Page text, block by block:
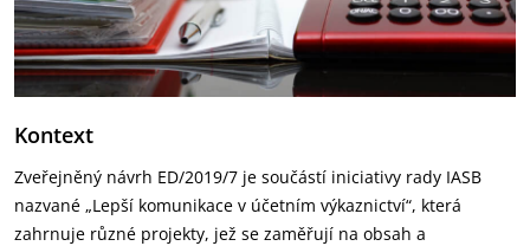
Kontext
Zveřejněný návrh ED/2019/7 je součástí iniciativy rady IASB
nazvané „Lepší komunikace v účetním výkaznictví“, která
zahrnuje různé projekty, jež se zaměřují na obsah a